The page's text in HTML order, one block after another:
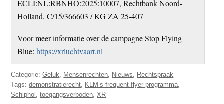
ECLI:NL:RBNHO:2025:10007, Rechtbank Noord-
Holland, C/15/366603 / KG ZA 25-407
Voor meer informatie over de campagne Stop Flying
Blue: https://xrluchtvaart.nl
Categorie:Geluk Mensenrechten Nieuws
Rechtspraak
Tags:demonstratierecht KLM’s frequent flyer programma
Schiphol
,toegangsverboden ,XR